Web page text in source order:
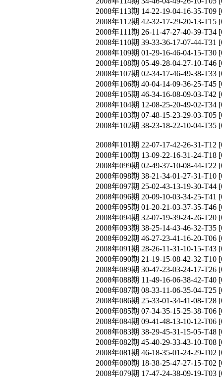
2008年113期 14-22-19-04-16-35-
2008年112期 42-32-17-29-20-13-
2008年111期 26-11-47-27-40-39-
2008年110期 39-33-36-17-07-44-
2008年109期 01-29-16-46-04-15-
2008年108期 05-49-28-04-27-10-
2008年107期 02-34-17-46-49-38-
2008年106期 40-04-14-09-36-25-
2008年105期 46-34-16-08-09-03-
2008年104期 12-08-25-20-49-02-
2008年103期 07-48-15-23-29-03-
2008年102期 38-23-18-22-10-04-
2008年101期 22-07-17-42-26-31-
2008年100期 13-09-22-16-31-24-
2008年099期 02-49-37-10-08-44-
2008年098期 38-21-34-01-27-31-
2008年097期 25-02-43-13-19-30-
2008年096期 20-09-10-03-34-25-
2008年095期 01-20-21-03-37-35-
2008年094期 32-07-19-39-24-26-
2008年093期 38-25-14-43-46-32-
2008年092期 46-27-23-41-16-20-
2008年091期 28-26-11-31-10-15-
2008年090期 21-19-15-08-42-32-
2008年089期 30-47-23-03-24-17-
2008年088期 11-49-16-06-38-42-
2008年087期 08-33-11-06-35-04-
2008年086期 25-33-01-34-41-08-
2008年085期 07-34-35-15-25-38-
2008年084期 09-41-48-13-10-12-
2008年083期 38-29-45-31-15-05-
2008年082期 45-40-29-33-43-10-
2008年081期 46-18-35-01-24-29-
2008年080期 18-38-25-47-27-15-
2008年079期 17-47-24-38-09-19-